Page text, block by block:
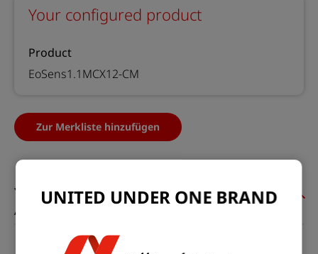
Allgemein
Your configured product
Product
EoSens1.1MCX12-CM
Zur Merkliste hinzufügen
UNITED UNDER ONE BRAND